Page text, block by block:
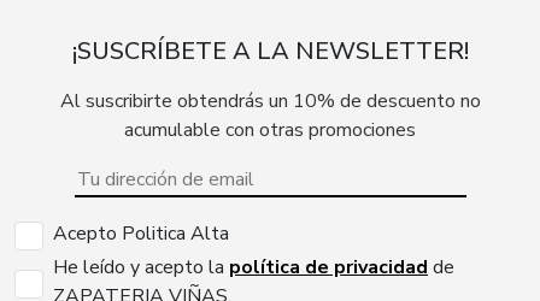
¡SUSCRÍBETE A LA NEWSLETTER!
Al suscribirte obtendrás un 10% de descuento no
acumulable con otras promociones
Acepto Politica Alta
He leído y acepto la política de privacidad de